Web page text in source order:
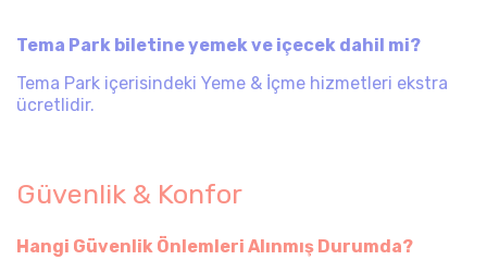
Tema Park biletine yemek ve içecek dahil mi?
Tema Park içerisindeki Yeme & İçme hizmetleri ekstra
ücretlidir.
​ ​Güvenlik & Konfor
Hangi Güvenlik Önlemleri Alınmış Durumda?